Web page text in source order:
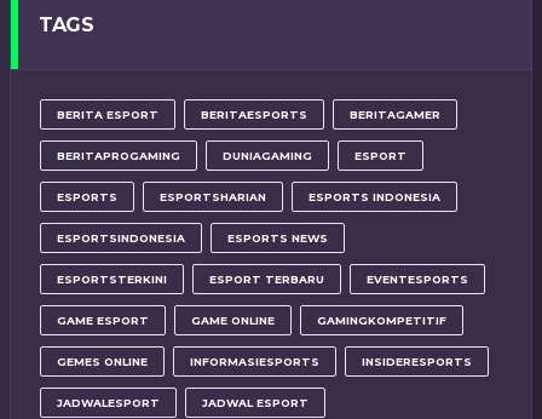
TAGS
BERITA ESPORT BERITAESPORTS BERITAGAMER
BERITAPROGAMING DUNIAGAMING ESPORT
ESPORTS ESPORTSHARIAN ESPORTS INDONESIA
ESPORTSINDONESIA ESPORTS NEWS
ESPORTSTERKINI ESPORT TERBARU EVENTESPORTS
GAME ESPORT GAME ONLINE GAMINGKOMPETITIF
GEMES ONLINE INFORMASIESPORTS INSIDERESPORTS
JADWALESPORT JADWAL ESPORT